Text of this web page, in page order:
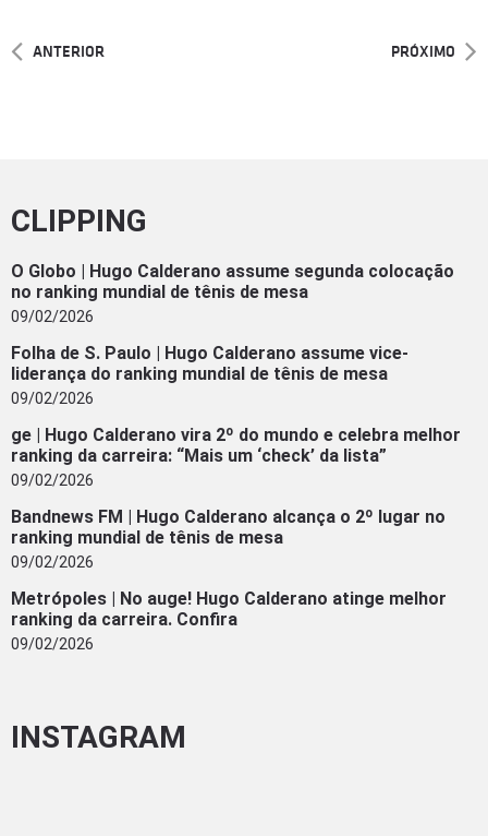
ANTERIOR PRÓXIMO
CLIPPING
O Globo | Hugo Calderano assume segunda colocação
no ranking mundial de tênis de mesa
09/02/2026
Folha de S. Paulo | Hugo Calderano assume vice-
liderança do ranking mundial de tênis de mesa
09/02/2026
ge | Hugo Calderano vira 2º do mundo e celebra melhor
ranking da carreira: “Mais um ‘check’ da lista”
09/02/2026
Bandnews FM | Hugo Calderano alcança o 2º lugar no
ranking mundial de tênis de mesa
09/02/2026
Metrópoles | No auge! Hugo Calderano atinge melhor
ranking da carreira. Confira
09/02/2026
INSTAGRAM